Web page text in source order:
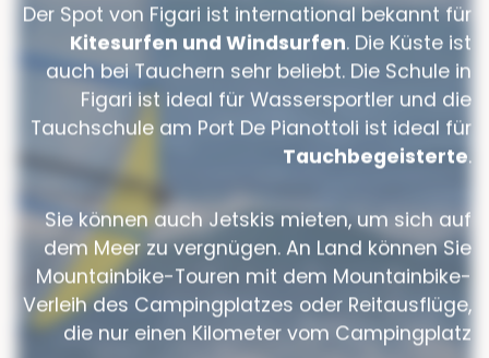
Der Spot von Figari ist international bekannt für
Kitesurfen und Windsurfen. Die Küste ist
auch bei Tauchern sehr beliebt. Die Schule in
Figari ist ideal für Wassersportler und die
Tauchschule am Port De Pianottoli ist ideal für
Tauchbegeisterte.
Sie können auch Jetskis mieten, um sich auf
dem Meer zu vergnügen. An Land können Sie
Mountainbike-Touren mit dem Mountainbike-
Verleih des Campingplatzes oder Reitausflüge,
die nur einen Kilometer vom Campingplatz